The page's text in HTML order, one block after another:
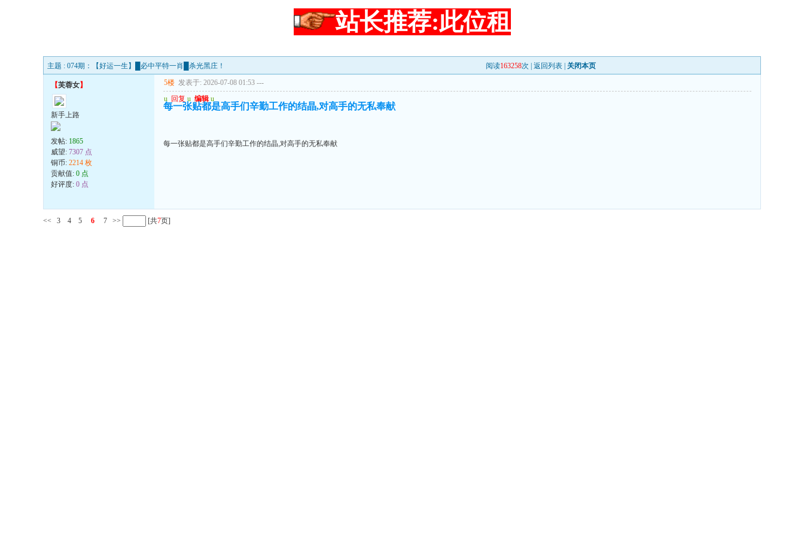
站长推荐:此位租
主题 : 074期：【好运一生】█必中平特一肖█杀光黑庄！ 阅读163258次 | 返回列表 关闭本页
【芙蓉女】
新手上路
发帖: 1865
威望: 7307 点
铜币: 2214 枚
贡献值: 0 点
好评度: 0 点
5楼 发表于: 2026-07-08 01:53 ---
u 回复 u 编辑 u
每一张贴都是高手们辛勤工作的结晶,对高手的无私奉献
每一张贴都是高手们辛勤工作的结晶,对高手的无私奉献
<< 3 4 5 6 7 >> [共7页]